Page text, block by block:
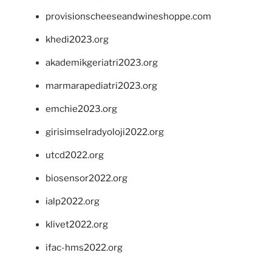
provisionscheeseandwineshoppe.com
khedi2023.org
akademikgeriatri2023.org
marmarapediatri2023.org
emchie2023.org
girisimselradyoloji2022.org
utcd2022.org
biosensor2022.org
ialp2022.org
klivet2022.org
ifac-hms2022.org